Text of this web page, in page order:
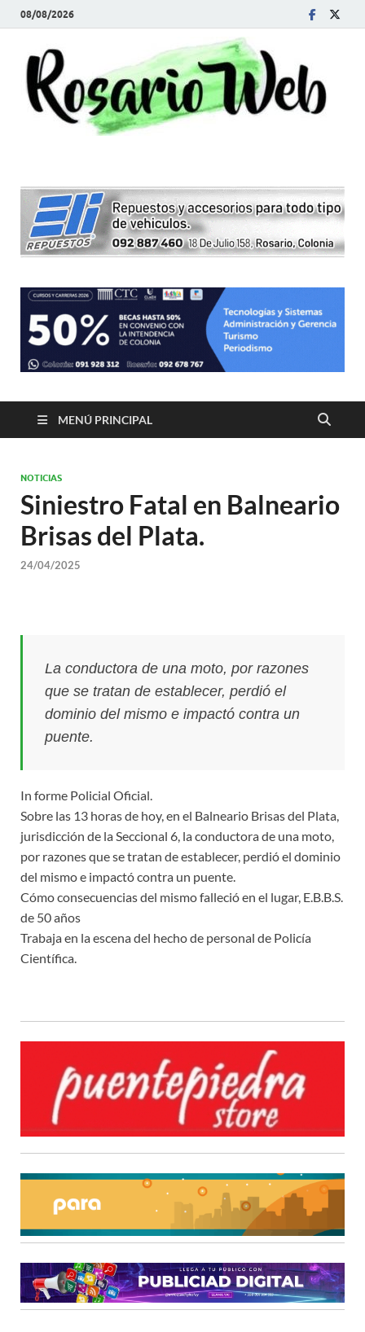
08/08/2026
MENÚ PRINCIPAL
NOTICIAS
Siniestro Fatal en Balneario
Brisas del Plata.
24/04/2025
La conductora de una moto, por razones
que se tratan de establecer, perdió el
dominio del mismo e impactó contra un
puente.
In forme Policial Oficial.
Sobre las 13 horas de hoy, en el Balneario Brisas del Plata,
jurisdicción de la Seccional 6, la conductora de una moto,
por razones que se tratan de establecer, perdió el dominio
del mismo e impactó contra un puente.
Cómo consecuencias del mismo falleció en el lugar, E.B.B.S.
de 50 años
Trabaja en la escena del hecho de personal de Policía
Científica.